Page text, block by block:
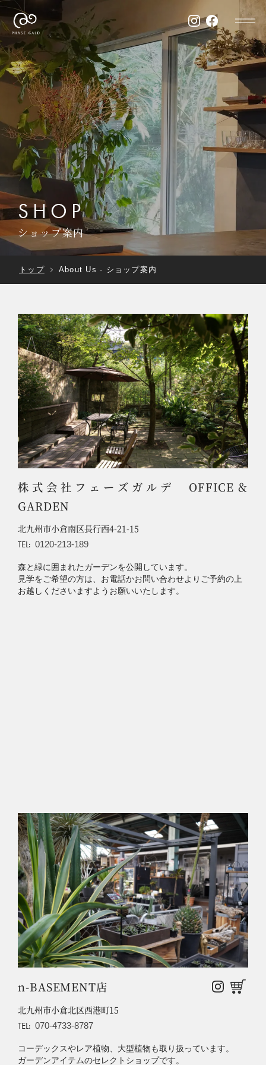
SHOP
ショップ案内
トップ About Us ショップ案内
株式会社フェーズガルデ OFFICE＆
GARDEN
北九州市小倉南区長行西4-21-15
TEL: 0120-213-189
森と緑に囲まれたガーデンを公開しています。
見学をご希望の方は、お電話かお問い合わせよりご予約の上
お越しくださいますようお願いいたします。
n-BASEMENT店
北九州市小倉北区西港町15
TEL: 070-4733-8787
コーデックスやレア植物、大型植物も取り扱っています。
ガーデンアイテムのセレクトショップです。